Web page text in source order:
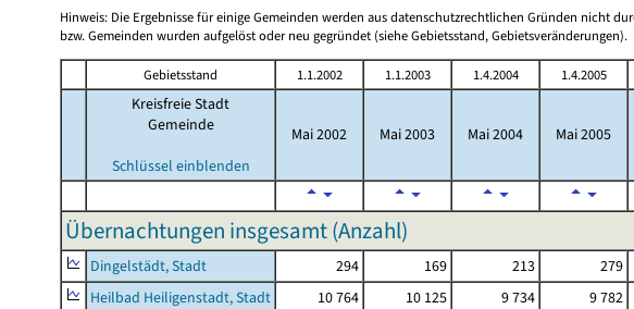
Hinweis: Die Ergebnisse für einige Gemeinden werden aus datenschutzrechtlichen Gründen nicht
bzw. Gemeinden wurden aufgelöst oder neu gegründet (siehe Gebietsstand, Gebietsveränderungen).
Gebietsstand 1.1.2002 1.1.2003 1.4.2004 1.4.2005
Kreisfreie Stadt
Gemeinde
Schlüssel einblenden
Mai 2002 Mai 2003 Mai 2004 Mai 2005
Übernachtungen insgesamt (Anzahl)
Dingelstädt, Stadt 294 169 213 279
Heilbad Heiligenstadt, Stadt
10 764 10 125 9 734 9 782